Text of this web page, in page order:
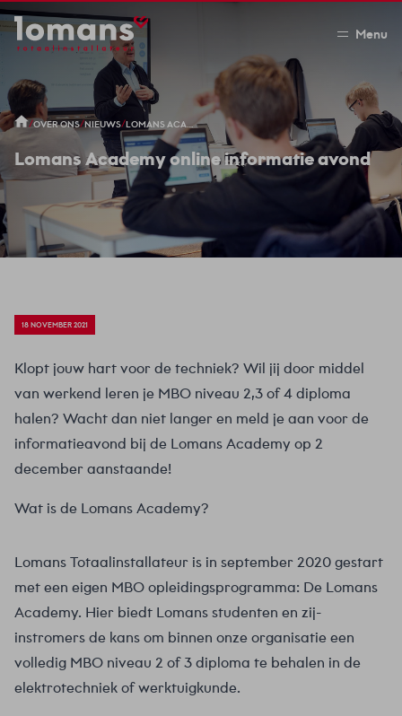
Menu
/OVER ONS/NIEUWS/ LOMANS ACADEMY ONLINE INFORMATIE AVOND
Lomans Academy online informatie avond
18 NOVEMBER 2021
Klopt jouw hart voor de techniek? Wil jij door middel
van werkend leren je MBO niveau 2,3 of 4 diploma
halen? Wacht dan niet langer en meld je aan voor de
informatieavond bij de Lomans Academy op 2
december aanstaande!
Wat is de Lomans Academy?
Lomans Totaalinstallateur is in september 2020 gestart
met een eigen MBO opleidingsprogramma: De Lomans
Academy. Hier biedt Lomans studenten en zij-
instromers de kans om binnen onze organisatie een
volledig MBO niveau 2 of 3 diploma te behalen in de
elektrotechniek of werktuigkunde.